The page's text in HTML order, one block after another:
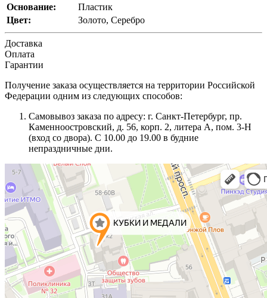
Основание:
Пластик
Цвет:
Золото, Серебро
Доставка
Оплата
Гарантии
Получение заказа осуществляется на территории Российской
Федерации одним из следующих способов:
Самовывоз заказа по адресу: г. Санкт-Петербург, пр.
Каменноостровский, д. 56, корп. 2, литера А, пом. 3-Н
(вход со двора). С 10.00 до 19.00 в будние
непраздничные дни.